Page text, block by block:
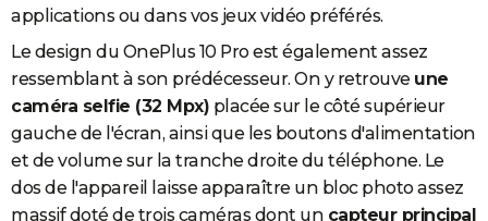
applications ou dans vos jeux vidéo préférés.
Le design du OnePlus 10 Pro est également assez
ressemblant à son prédécesseur. On y retrouve une
caméra selfie (32 Mpx) placée sur le côté supérieur
gauche de l'écran, ainsi que les boutons d'alimentation
et de volume sur la tranche droite du téléphone. Le
dos de l'appareil laisse apparaître un bloc photo assez
massif doté de trois caméras dont un capteur principal